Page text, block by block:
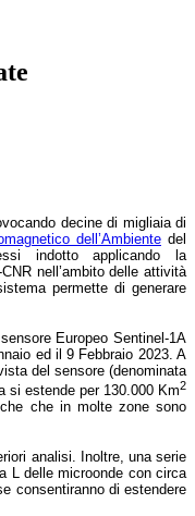
decine di migliaia di
dell’Ambiente del
indotto applicando la
nell’ambito delle attività
permette di generare
Europeo Sentinel-1A
ed il 9 Febbraio 2023. A
del sensore (denominata
si estende per 130.000 Km2
che in molte zone sono
analisi. Inoltre, una serie
L delle microonde con circa
consentiranno di estendere